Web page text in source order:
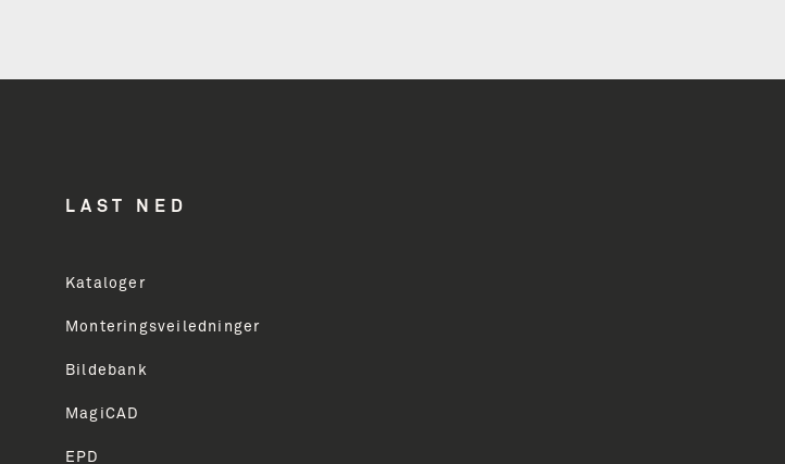
LAST NED
Kataloger
Monteringsveiledninger
Bildebank
MagiCAD
EPD